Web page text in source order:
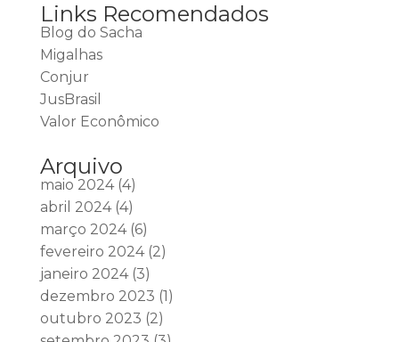
Links Recomendados
Blog do Sacha
Migalhas
Conjur
JusBrasil
Valor Econômico
Arquivo
maio 2024(4)
abril 2024(4)
março 2024(6)
fevereiro 2024(2)
janeiro 2024(3)
dezembro 2023 (1)
outubro 2023 (2)